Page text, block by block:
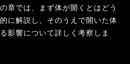
章では、まず体が開くとはどう
に解説し、そのうえで開いた体
影響について詳しく考察しま